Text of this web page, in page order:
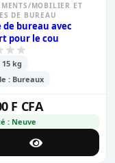
MOBILIER ET
DE BUREAU
de bureau avec
pour le cou
15 kg
: Bureaux
F CFA
: Neuve